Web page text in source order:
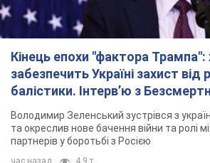
Кінець епохи "фактора Трампа":
забезпечить Україні захист від
балістики. Інтерв’ю з
Володимир Зеленський зустрівся з
та окреслив нове бачення війни та ролі
партнерів у боротьбі з Росією